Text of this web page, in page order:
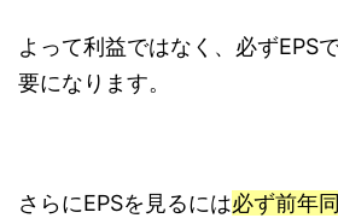
よって利益ではなく、必ずEPS
要になります。
さらにEPSを見るには必ず前年